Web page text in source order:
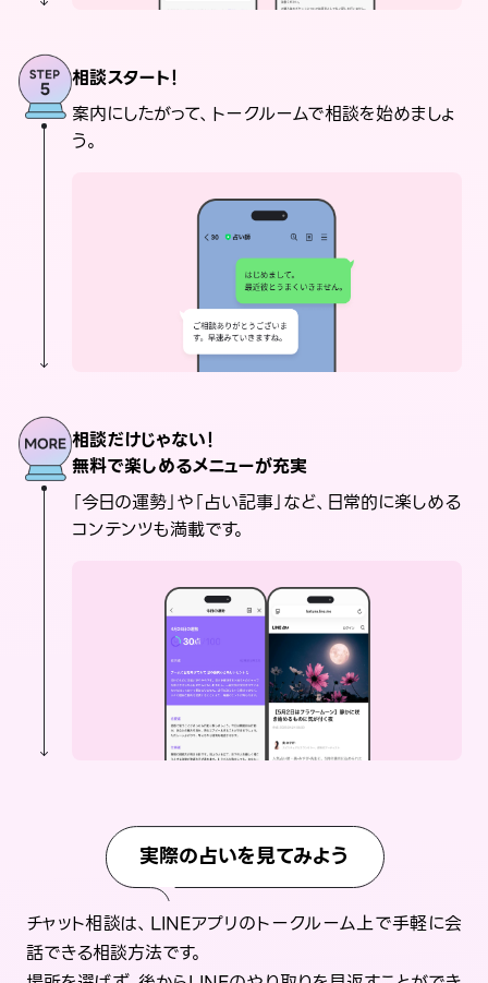
相談スタート！
案内にしたがって、トークルームで相談を始めましょ
う。
相談だけじゃない！
無料で楽しめるメニューが充実
「今日の運勢」や「占い記事」など、日常的に楽しめる
コンテンツも満載です。
実際の占いを見てみよう
チャット相談は、LINEアプリのトークルーム上で手軽に会
話できる相談方法です。